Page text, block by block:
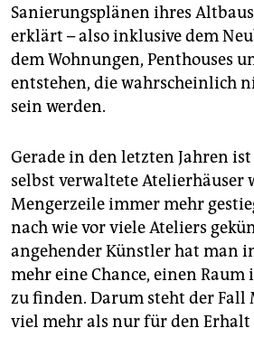
Sanierungsplänen ihres
erklärt – also inklusive dem
dem Wohnungen, Penthouses
entstehen, die wahrscheinlich
sein werden.
Gerade in den letzten Jahren
selbst verwaltete Atelierhäuser
Mengerzeile immer mehr
nach wie vor viele Ateliers
angehender Künstler hat man
mehr eine Chance, einen
zu finden. Darum steht der Fall
viel mehr als nur für den Erhalt